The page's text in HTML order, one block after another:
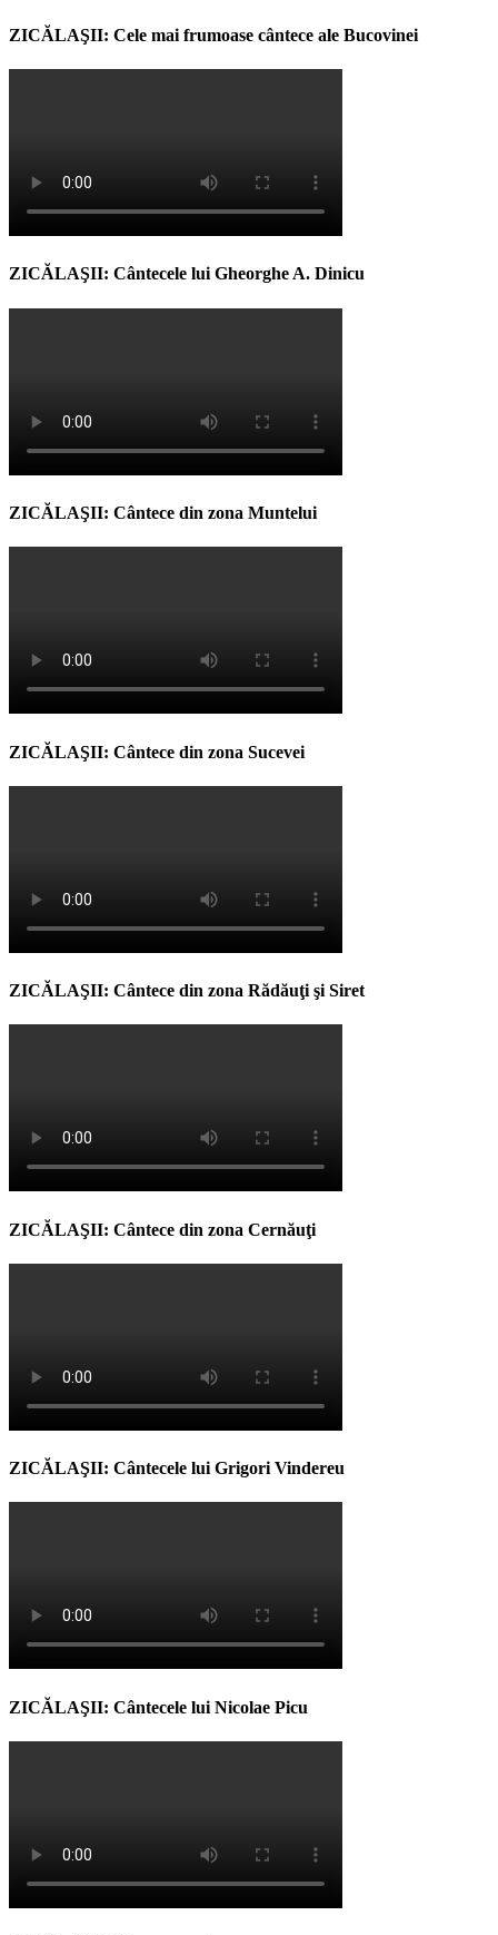
ZICĂLAŞII: Cele mai frumoase cântece ale Bucovinei
ZICĂLAŞII: Cântecele lui Gheorghe A. Dinicu
ZICĂLAŞII: Cântece din zona Muntelui
ZICĂLAŞII: Cântece din zona Sucevei
ZICĂLAŞII: Cântece din zona Rădăuţi şi Siret
ZICĂLAŞII: Cântece din zona Cernăuţi
ZICĂLAŞII: Cântecele lui Grigori Vindereu
ZICĂLAŞII: Cântecele lui Nicolae Picu